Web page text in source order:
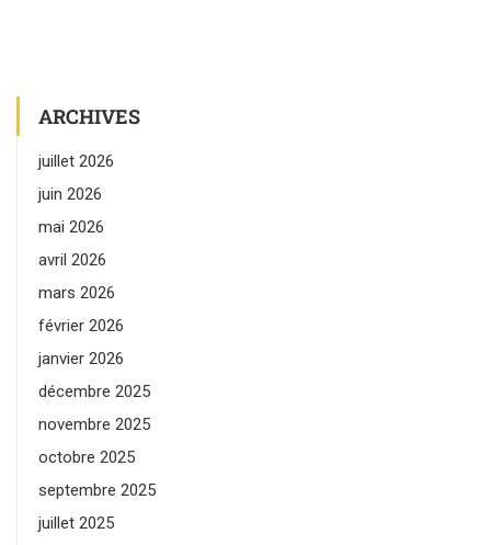
ARCHIVES
juillet 2026
juin 2026
mai 2026
avril 2026
mars 2026
février 2026
janvier 2026
décembre 2025
novembre 2025
octobre 2025
septembre 2025
juillet 2025